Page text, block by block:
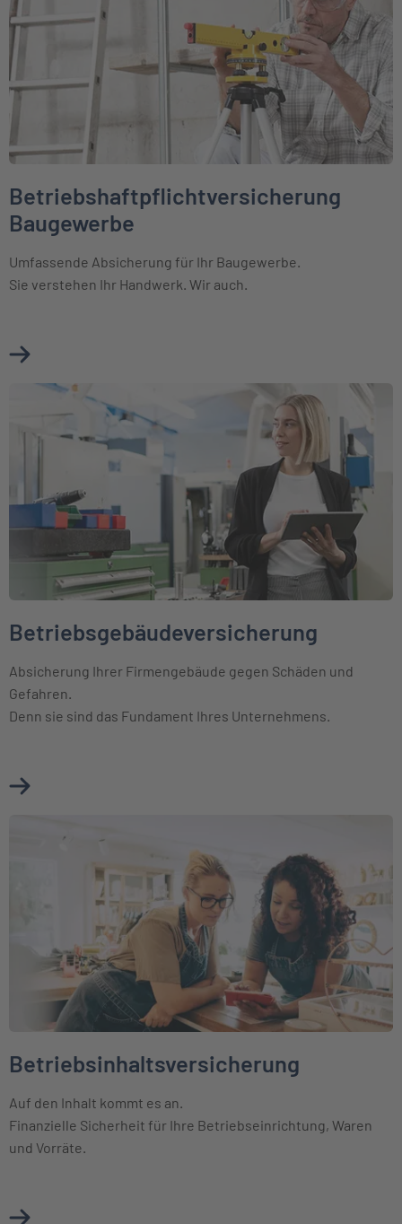
Betriebshaftpflichtversicherung
Baugewerbe
Umfassende Absicherung für Ihr Baugewerbe.
Sie verstehen Ihr Handwerk. Wir auch.
Mehr über Betriebshaftpflichtversicherung Baugewerbe
Weiter zu Betriebsgebäudeversicherung
Betriebsgebäudeversicherung
Absicherung Ihrer Firmengebäude gegen Schäden und
Gefahren.
Denn sie sind das Fundament Ihres Unternehmens.
Mehr über Betriebsgebäudeversicherung erfahren
Betriebsinhaltsversicherung
Auf den Inhalt kommt es an.
Finanzielle Sicherheit für Ihre Betriebseinrichtung, Waren
und Vorräte.
Mehr über Betriebsinhaltsversicherung erfahren